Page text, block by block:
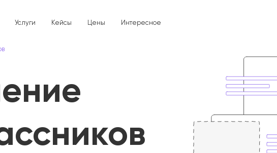
Услуги Кейсы Цены Интересное
SMM
PPC
Вопрос/Ответ